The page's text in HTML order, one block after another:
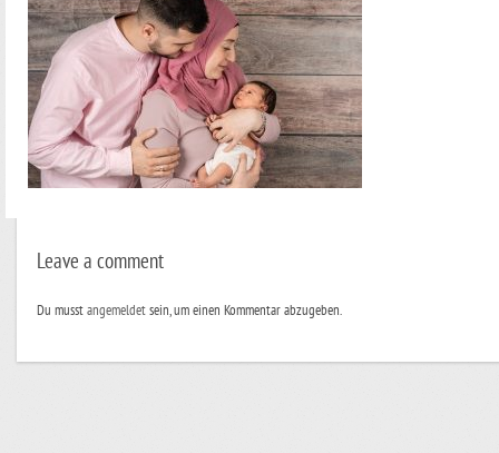
Leave a comment
Du musstangemeldetsein, um einen Kommentar abzugeben.